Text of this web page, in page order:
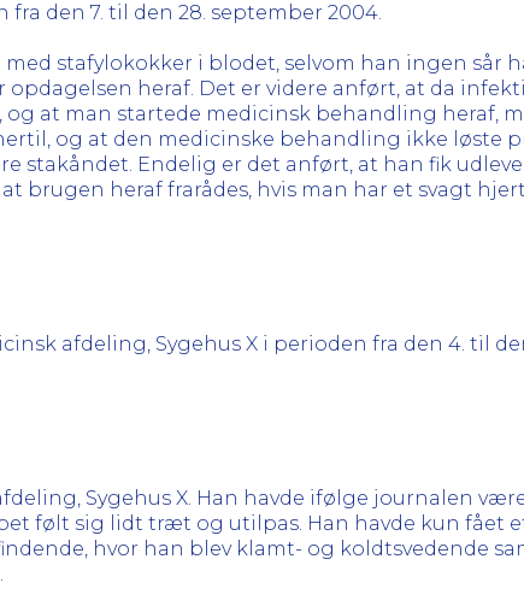
den 7. til den 28. september 2004.
stafylokokker i blodet, selvom han ingen sår
heraf. Det er videre anført, at da
at man startede medicinsk behandling heraf,
og at den medicinske behandling ikke løste
stakåndet. Endelig er det anført, at han fik
heraf frarådes, hvis man har et svagt
afdeling, Sygehus X i perioden fra den 4. til
Sygehus X. Han havde ifølge journalen
følt sig lidt træt og utilpas. Han havde kun fået
hvor han blev klamt- og koldtsvedende